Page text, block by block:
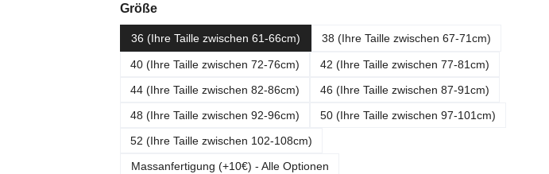
Größeauswählen
36 (Ihre Taille zwischen 61-66cm) 38 (Ihre Taille zwischen 67-71cm)
40 (Ihre Taille zwischen 72-76cm)
42 (Ihre Taille zwischen 77-81cm)
44 (Ihre Taille zwischen 82-86cm)
46 (Ihre Taille zwischen 87-91cm)
48 (Ihre Taille zwischen 92-96cm)
50 (Ihre Taille zwischen 97-101cm)
52 (Ihre Taille zwischen 102-108cm)
Massanfertigung (+10€) - Alle Optionen